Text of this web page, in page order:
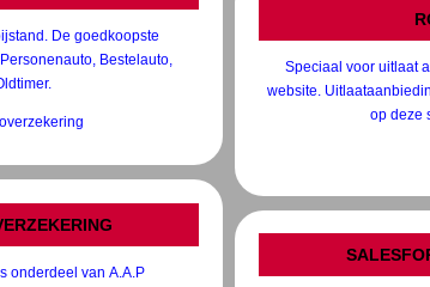
De goedkoopste
Bestelauto,
onderdeel van A.A.P
Speciaal voor uitlaat
website.
op deze